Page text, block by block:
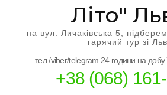
Літо"
на вул. Личаківська 5,
гарячий тур зі
тел./viber/telegram 24 години на добу
+38 (068)